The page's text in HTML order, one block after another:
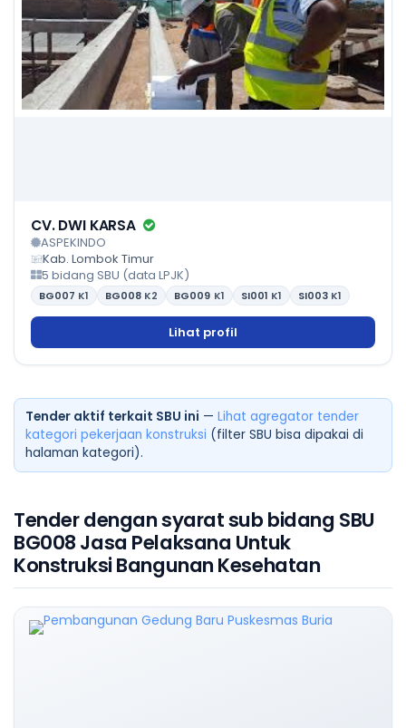
CV. DWI KARSA
ASPEKINDO
Kab. Lombok Timur
5 bidang SBU (data LPJK)
BG007 K1 BG008 K2 BG009 K1 SI001 K1 SI003 K1
Lihat profil
Tender aktif terkait SBU ini — Lihat agregator tender
kategori pekerjaan konstruksi (filter SBU bisa dipakai di
halaman kategori).
Tender dengan syarat sub bidang SBU
BG008 Jasa Pelaksana Untuk
Konstruksi Bangunan Kesehatan